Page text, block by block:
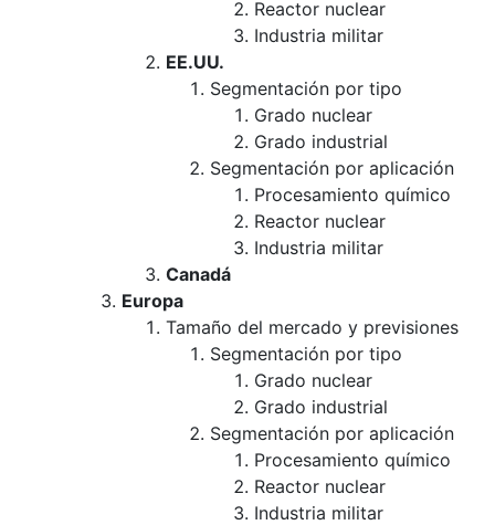
Reactor nuclear
Industria militar
EE.UU.
Segmentación por tipo
Grado nuclear
Grado industrial
Segmentación por aplicación
Procesamiento químico
Reactor nuclear
Industria militar
Canadá
Europa
Tamaño del mercado y previsiones
Segmentación por tipo
Grado nuclear
Grado industrial
Segmentación por aplicación
Procesamiento químico
Reactor nuclear
Industria militar